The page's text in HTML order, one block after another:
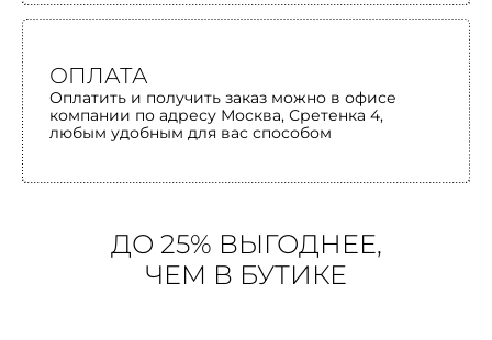
ОПЛАТА
Оплатить и получить заказ можно в офисе
компании по адресу Москва, Сретенка 4,
любым удобным для вас способом
ДО 25% ВЫГОДНЕЕ,
ЧЕМ В БУТИКЕ